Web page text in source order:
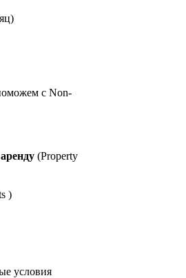
)
с Non-
(Property
)
условия